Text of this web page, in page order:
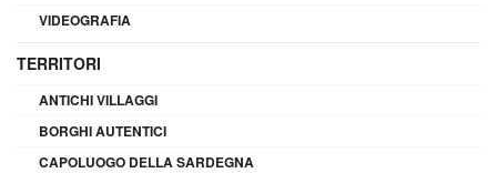
VIDEOGRAFIA
TERRITORI
ANTICHI VILLAGGI
BORGHI AUTENTICI
CAPOLUOGO DELLA SARDEGNA